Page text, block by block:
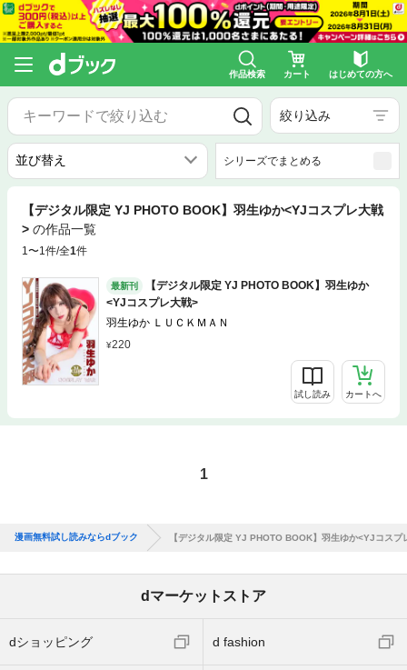
作品検索 カート はじめての方へ
絞り込み
シリーズでまとめる
【デジタル限定 YJ PHOTO BOOK】羽生ゆか<YJコスプレ大戦
> の作品一覧
1〜1件/全1件
最新刊
【デジタル限定 YJ PHOTO BOOK】羽生ゆか
<YJコスプレ大戦>
羽生ゆか ＬＵＣＫＭＡＮ
220
試し読み カートへ
1
漫画無料試し読みならdブック 【デジタル限定 YJ PHOTO BOOK】羽生ゆか<YJコスプ
dマーケットストア
dショッピング d fashion